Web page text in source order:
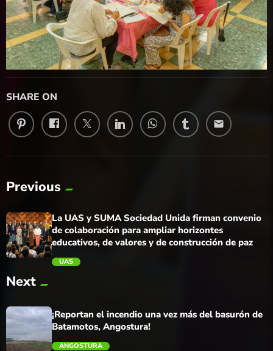
SHARE ON
email
Previous
La UAS y SUMA Sociedad Unida firman convenio
de colaboración para ampliar horizontes
educativos, de valores y de construcción de paz
UAS
Next
¡Reportan el incendio una vez más del basurón de
Batamotos, Angostura!
ANGOSTURA